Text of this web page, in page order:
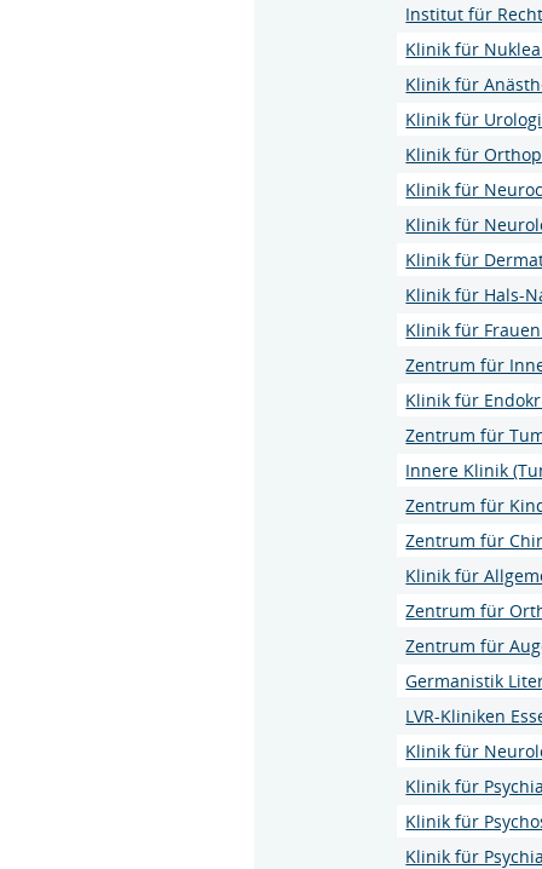
Institut für
Klinik für
Klinik für
Klinik für
Klinik für
Klinik für
Klinik für
Klinik für
Klinik für Hals-
Klinik für
Zentrum für
Klinik für
Zentrum für
Innere Klinik
Zentrum für
Zentrum für
Klinik für
Zentrum für
Zentrum für
Germanistik
LVR-Kliniken
Klinik für
Klinik für
Klinik für
Klinik für